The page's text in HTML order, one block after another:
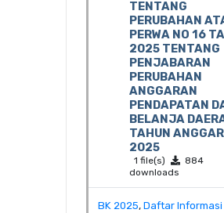
TENTANG
PERUBAHAN
PERWA NO 16
2025 TENTANG
PENJABARAN
PERUBAHAN
ANGGARAN
PENDAPATAN
BELANJA
TAHUN
2025
1 file(s)
884
downloads
BK 2025, Daftar Informasi